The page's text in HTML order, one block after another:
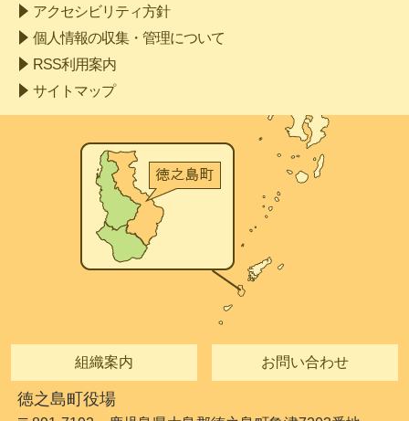
アクセシビリティ方針
個人情報の収集・管理について
RSS利用案内
サイトマップ
組織案内 お問い合わせ
徳之島町役場